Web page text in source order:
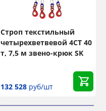
Строп текстильный
четырехветвевой 4СТ 40
т, 7,5 м звено-крюк SK
132 528 руб/шт